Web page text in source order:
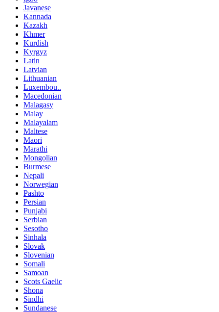
Javanese
Kannada
Kazakh
Khmer
Kurdish
Kyrgyz
Latin
Latvian
Lithuanian
Luxembou..
Macedonian
Malagasy
Malay
Malayalam
Maltese
Maori
Marathi
Mongolian
Burmese
Nepali
Norwegian
Pashto
Persian
Punjabi
Serbian
Sesotho
Sinhala
Slovak
Slovenian
Somali
Samoan
Scots Gaelic
Shona
Sindhi
Sundanese